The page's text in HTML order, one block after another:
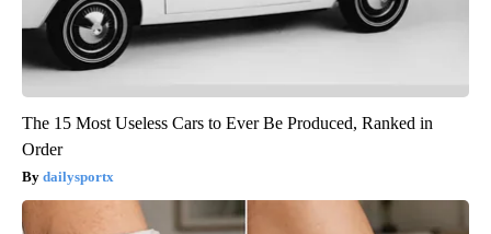
The 15 Most Useless Cars to Ever Be Produced, Ranked in
Order
dailysportx